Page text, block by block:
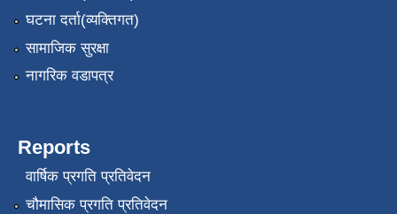
घटना दर्ता(व्यक्तिगत)
सामाजिक सुरक्षा
नागरिक वडापत्र
Reports
वार्षिक प्रगति प्रतिवेदन
चौमासिक प्रगति प्रतिवेदन